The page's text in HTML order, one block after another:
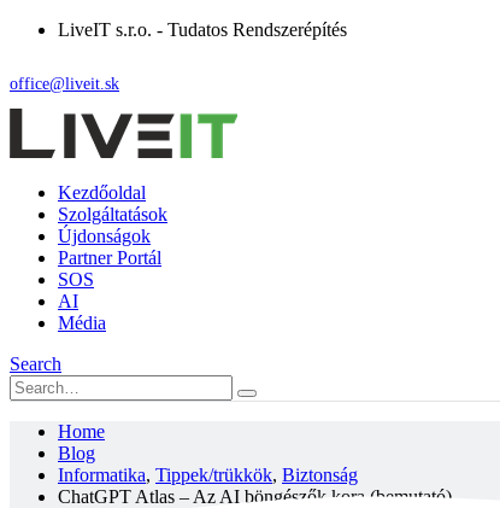
LiveIT s.r.o. - Tudatos Rendszerépítés
office@liveit.sk
Kezdőoldal
Szolgáltatások
Újdonságok
Partner Portál
SOS
AI
Média
Search
Home
Blog
Informatika, Tippek/trükkök, Biztonság
ChatGPT Atlas – Az AI böngészők kora (bemutató)